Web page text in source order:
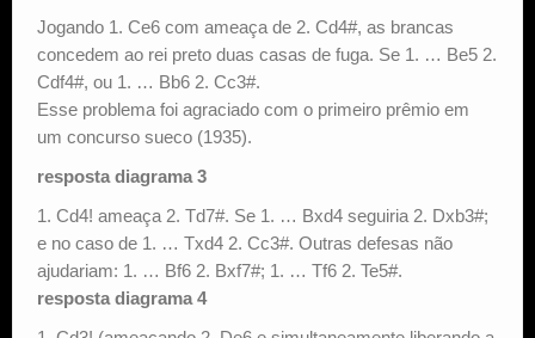
Jogando 1. Ce6 com ameaça de 2. Cd4#, as brancas
concedem ao rei preto duas casas de fuga. Se 1. … Be5 2.
Cdf4#, ou 1. … Bb6 2. Cc3#.
Esse problema foi agraciado com o primeiro prêmio em
um concurso sueco (1935).
resposta diagrama 3
1. Cd4! ameaça 2. Td7#. Se 1. … Bxd4 seguiria 2. Dxb3#;
e no caso de 1. … Txd4 2. Cc3#. Outras defesas não
ajudariam: 1. … Bf6 2. Bxf7#; 1. … Tf6 2. Te5#.
resposta diagrama 4